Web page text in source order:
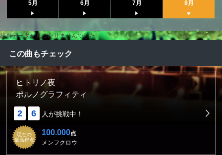
5月 6月 7月 8月
該当データが見つかりませんでした。
この曲もチェック
ヒトリノ夜
ポルノグラフィティ
2 6 人が挑戦中！
現在の
最高得点
100.000点
メンフクロウ